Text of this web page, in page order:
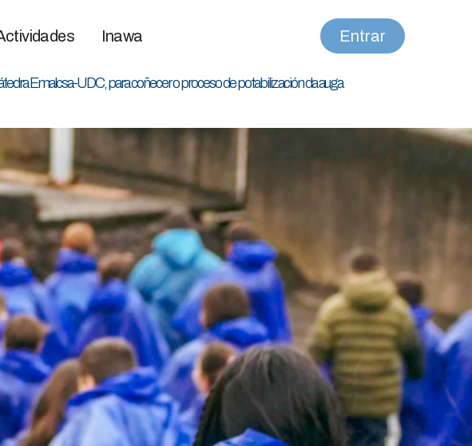
Inawa Entrar
Emalcsa-UDC, para coñecer o proceso de potabilización da auga